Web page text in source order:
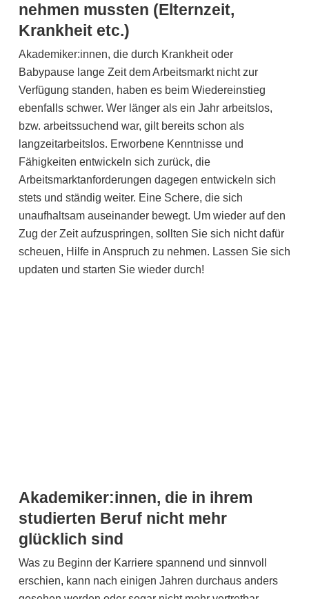
nehmen mussten (Elternzeit,
Krankheit etc.)
Akademiker:innen, die durch Krankheit oder
Babypause lange Zeit dem Arbeitsmarkt nicht zur
Verfügung standen, haben es beim Wiedereinstieg
ebenfalls schwer. Wer länger als ein Jahr arbeitslos,
bzw. arbeitssuchend war, gilt bereits schon als
langzeitarbeitslos. Erworbene Kenntnisse und
Fähigkeiten entwickeln sich zurück, die
Arbeitsmarktanforderungen dagegen entwickeln sich
stets und ständig weiter. Eine Schere, die sich
unaufhaltsam auseinander bewegt. Um wieder auf den
Zug der Zeit aufzuspringen, sollten Sie sich nicht dafür
scheuen, Hilfe in Anspruch zu nehmen. Lassen Sie sich
updaten und starten Sie wieder durch!
Akademiker:innen, die in ihrem
studierten Beruf nicht mehr
glücklich sind
Was zu Beginn der Karriere spannend und sinnvoll
erschien, kann nach einigen Jahren durchaus anders